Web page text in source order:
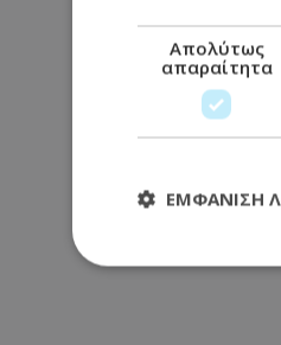
Απολύτως
απαραίτητα
ΕΜΦΆΝΙΣΗ